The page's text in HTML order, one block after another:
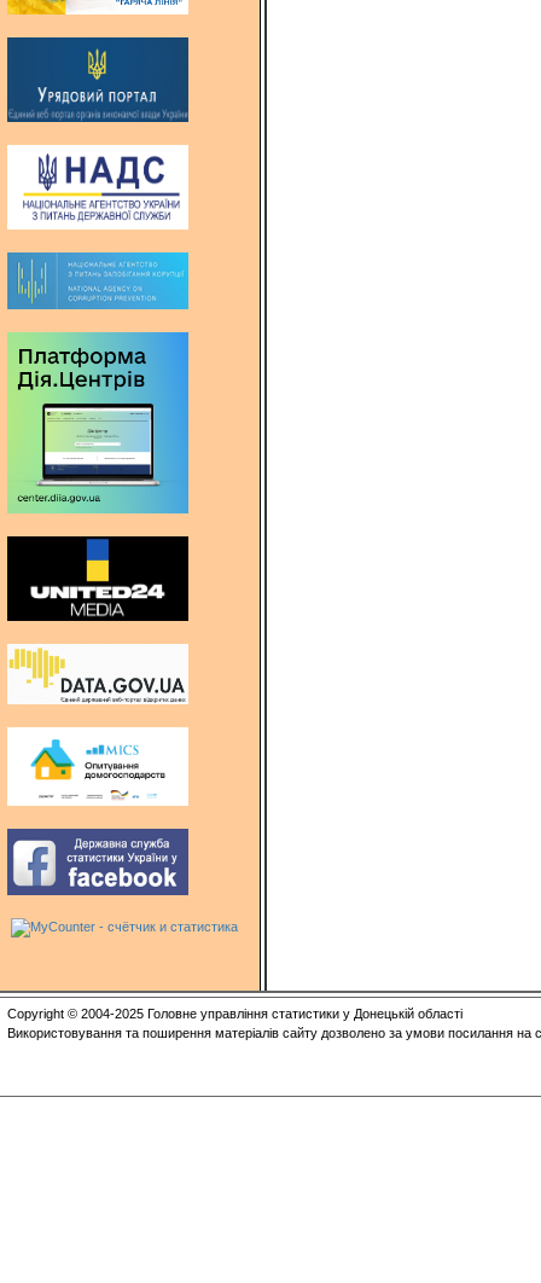
Copyright © 2004-2025 Головне управління статистики у Донецькій області
Використовування та поширення матеріалів сайту дозволено за умови посилання на